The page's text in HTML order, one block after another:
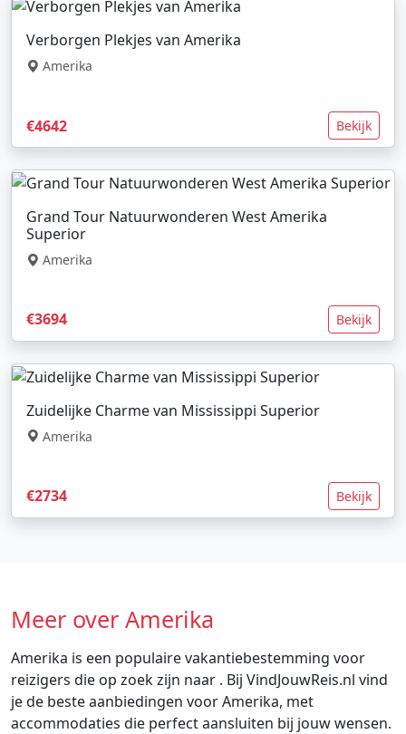
Verborgen Plekjes van Amerika
Amerika
€4642 Bekijk
Grand Tour Natuurwonderen West Amerika
Superior
Amerika
€3694 Bekijk
Zuidelijke Charme van Mississippi Superior
Amerika
€2734 Bekijk
Meer over Amerika
Amerika is een populaire vakantiebestemming voor
reizigers die op zoek zijn naar . Bij VindJouwReis.nl vind
je de beste aanbiedingen voor Amerika, met
accommodaties die perfect aansluiten bij jouw wensen.